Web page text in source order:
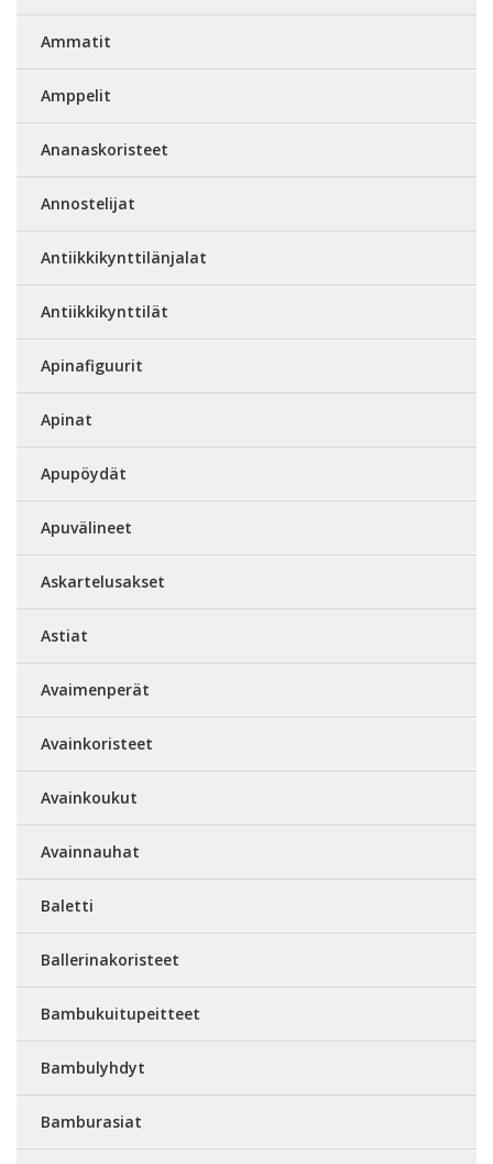
Ammatit
Amppelit
Ananaskoristeet
Annostelijat
Antiikkikynttilänjalat
Antiikkikynttilät
Apinafiguurit
Apinat
Apupöydät
Apuvälineet
Askartelusakset
Astiat
Avaimenperät
Avainkoristeet
Avainkoukut
Avainnauhat
Baletti
Ballerinakoristeet
Bambukuitupeitteet
Bambulyhdyt
Bamburasiat